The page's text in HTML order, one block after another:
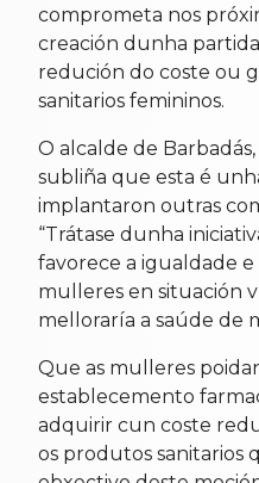
comprometa nos
creación dunha
redución do coste ou
sanitarios femininos.
O alcalde de
subliña que esta é
implantaron outras
“Trátase dunha
favorece a igualdade
mulleres en situación
melloraría a saúde de
Que as mulleres
establecemento
adquirir cun coste
os produtos sanitarios